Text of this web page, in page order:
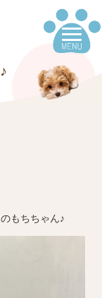
もちちゃん♪